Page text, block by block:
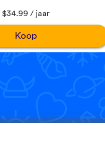
$34.99 / jaar
Koop